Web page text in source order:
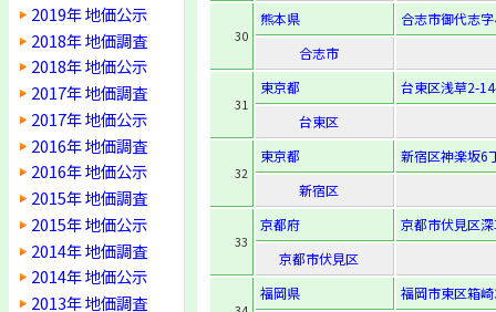
2019年 地価公示
2018年 地価調査
2018年 地価公示
2017年 地価調査
2017年 地価公示
2016年 地価調査
2016年 地価公示
2015年 地価調査
2015年 地価公示
2014年 地価調査
2014年 地価公示
2013年 地価調査
30
熊本県
合志市御代志
合志市
31
東京都
台東区浅草2-
台東区
32
東京都
新宿区神楽坂6
新宿区
33
京都府
京都市伏見区
京都市伏見区
福岡県
福岡市東区箱